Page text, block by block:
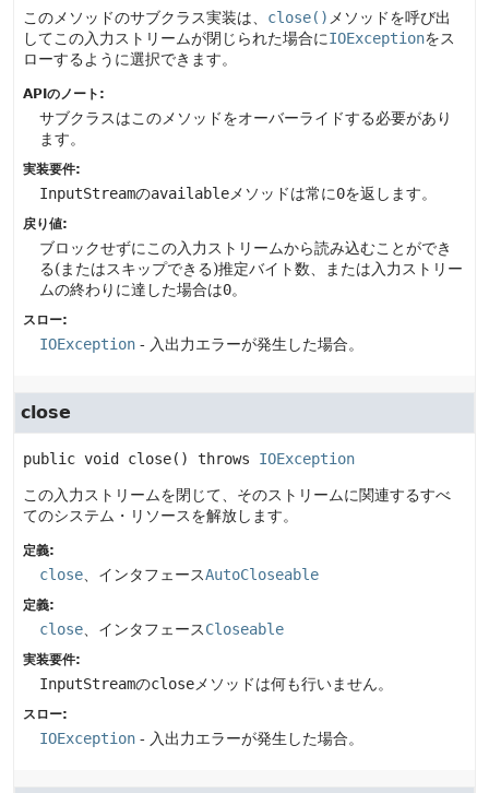
このメソッドのサブクラス実装は、 close() メソッドを呼び出
してこの入力ストリームが閉じられた場合にIOExceptionをス
ローするように選択できます。
APIのノート:
サブクラスはこのメソッドをオーバーライドする必要があり
ます。
実装要件:
InputStreamのavailable メソッドは常に0を返します。
戻り値:
ブロックせずにこの入力ストリームから読み込むことができ
る(またはスキップできる)推定バイト数、または入力ストリー
ムの終わりに達した場合は0。
スロー:
IOException - 入出力エラーが発生した場合。
close
public void close() throws IOException
この入力ストリームを閉じて、そのストリームに関連するすべ
てのシステム・リソースを解放します。
定義:
close 、インタフェースAutoCloseable
定義:
close 、インタフェースCloseable
実装要件:
InputStreamのclose メソッドは何も行いません。
スロー:
IOException - 入出力エラーが発生した場合。